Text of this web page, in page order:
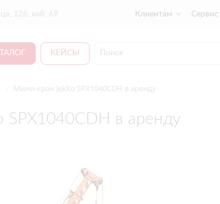
126, каб. 69 Клиентам Сервис
КЕЙСЫ
Мини-кран Jekko SPX1040CDH в аренду
SPX1040CDH в аренду